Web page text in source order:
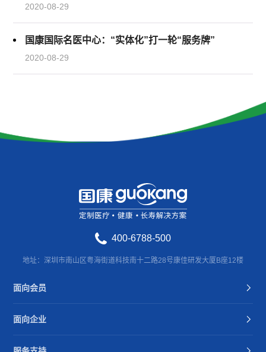
2020-08-29
国康国际名医中心：“实体化”打一轮“服务牌”
2020-08-29
400-6788-500
地址：深圳市南山区粤海街道科技南十二路28号康佳研发大厦B座12楼
面向会员
面向企业